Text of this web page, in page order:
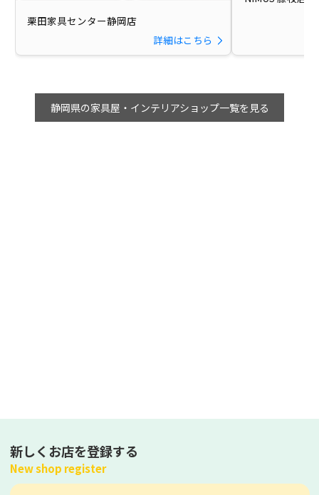
栗田家具センター静岡店
詳細はこちら
静岡県の家具屋・インテリアショップ一覧を見る
新しくお店を登録する
New shop register